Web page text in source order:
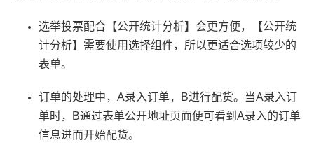
选举投票配合【公开统计分析】会更方便，【公开统
计分析】需要使用选择组件，所以更适合选项较少的
表单。
订单的处理中，A录入订单，B进行配货。当A录入订
单时，B通过表单公开地址页面便可看到A录入的订单
信息进而开始配货。